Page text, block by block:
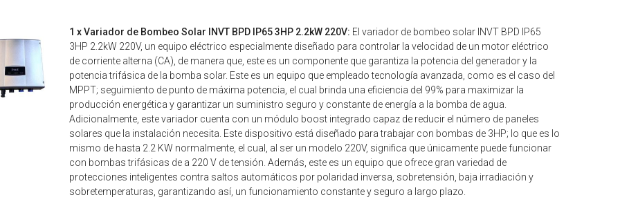
1 x Variador de Bombeo Solar INVT BPD IP65 3HP 2.2kW 220V: El variador de bombeo solar INVT BPD IP65
3HP 2.2kW 220V, un equipo eléctrico especialmente diseñado para controlar la velocidad de un motor eléctrico
de corriente alterna (CA), de manera que, este es un componente que garantiza la potencia del generador y la
potencia trifásica de la bomba solar. Este es un equipo que empleado tecnología avanzada, como es el caso del
MPPT; seguimiento de punto de máxima potencia, el cual brinda una eficiencia del 99% para maximizar la
producción energética y garantizar un suministro seguro y constante de energía a la bomba de agua.
Adicionalmente, este variador cuenta con un módulo boost integrado capaz de reducir el número de paneles
solares que la instalación necesita. Este dispositivo está diseñado para trabajar con bombas de 3HP; lo que es lo
mismo de hasta 2.2 KW normalmente, el cual, al ser un modelo 220V, significa que únicamente puede funcionar
con bombas trifásicas de a 220 V de tensión. Además, este es un equipo que ofrece gran variedad de
protecciones inteligentes contra saltos automáticos por polaridad inversa, sobretensión, baja irradiación y
sobretemperaturas, garantizando así, un funcionamiento constante y seguro a largo plazo.